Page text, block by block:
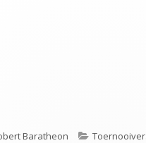
Baratheon Categorieën